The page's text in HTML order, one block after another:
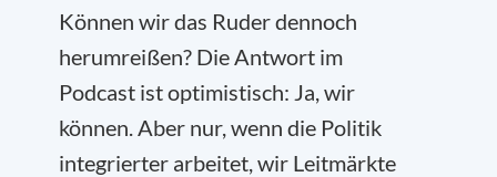
Können wir das Ruder dennoch
herumreißen? Die Antwort im
Podcast ist optimistisch: Ja, wir
können. Aber nur, wenn die Politik
integrierter arbeitet, wir Leitmärkte